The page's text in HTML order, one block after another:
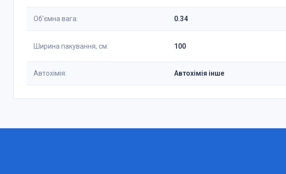
Об'ємна вага: 0.34
Ширина пакування, см: 100
Автохімія: Автохімія інше